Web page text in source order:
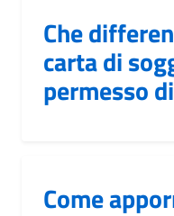
Che
carta di
permesso
Come